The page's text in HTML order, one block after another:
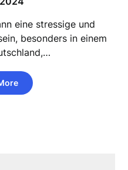
eine stressige und
besonders in einem